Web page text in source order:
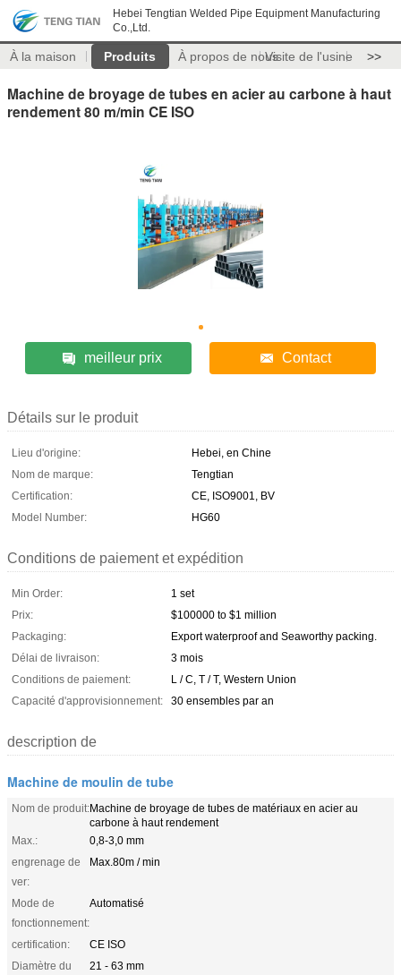
Hebei Tengtian Welded Pipe Equipment Manufacturing
Co.,Ltd.
À la maison Produits À propos de nousVisite de l'usine >>
Machine de broyage de tubes en acier au carbone à haut
rendement 80 m/min CE ISO
meilleur prix Contact
Détails sur le produit
Lieu d'origine:
Hebei, en Chine
Nom de marque:
Tengtian
Certification:
CE, ISO9001, BV
Model Number:
HG60
Conditions de paiement et expédition
Min Order:
1 set
Prix:
$100000 to $1 million
Packaging:
Export waterproof and Seaworthy packing.
Délai de livraison:
3 mois
Conditions de paiement:
L / C, T / T, Western Union
Capacité d'approvisionnement:
30 ensembles par an
description de
Machine de moulin de tube
Nom de produit:Machine de broyage de tubes de matériaux en acier au
carbone à haut rendement
Max.:
0,8-3,0 mm
engrenage de
ver:
Max.80m / min
Mode de
fonctionnement:
Automatisé
certification:
CE ISO
Diamètre du
21 - 63 mm